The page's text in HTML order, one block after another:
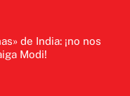
de India: ¡no nos
Modi!